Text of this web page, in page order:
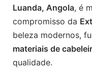
Luanda, Angola, é
compromisso da
beleza modernos,
materiais de
qualidade.